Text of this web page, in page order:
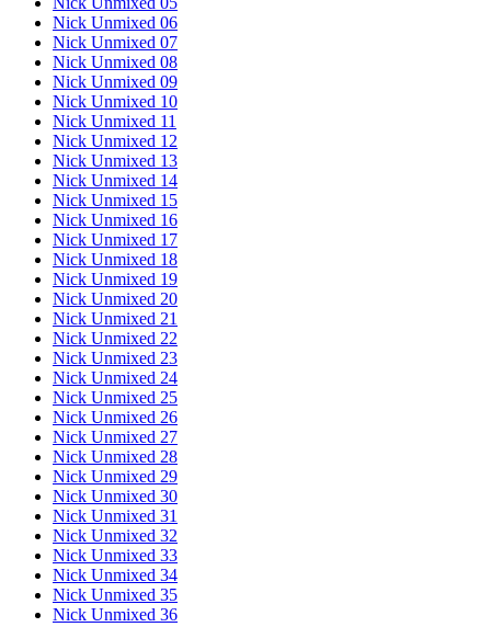
Nick Unmixed 06
Nick Unmixed 07
Nick Unmixed 08
Nick Unmixed 09
Nick Unmixed 10
Nick Unmixed 11
Nick Unmixed 12
Nick Unmixed 13
Nick Unmixed 14
Nick Unmixed 15
Nick Unmixed 16
Nick Unmixed 17
Nick Unmixed 18
Nick Unmixed 19
Nick Unmixed 20
Nick Unmixed 21
Nick Unmixed 22
Nick Unmixed 23
Nick Unmixed 24
Nick Unmixed 25
Nick Unmixed 26
Nick Unmixed 27
Nick Unmixed 28
Nick Unmixed 29
Nick Unmixed 30
Nick Unmixed 31
Nick Unmixed 32
Nick Unmixed 33
Nick Unmixed 34
Nick Unmixed 35
Nick Unmixed 36